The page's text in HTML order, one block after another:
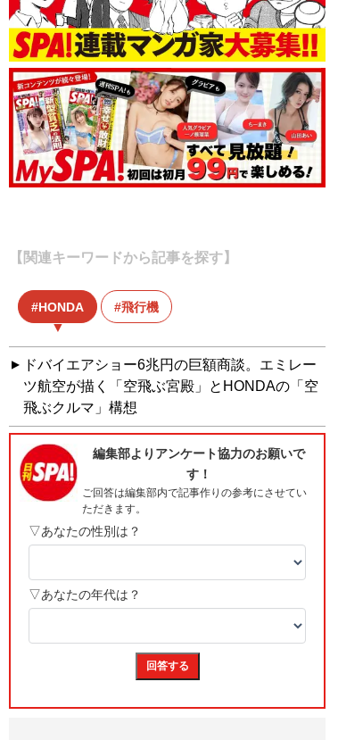
【関連キーワードから記事を探す】
HONDA 飛行機
ドバイエアショー6兆円の巨額商談。エミレー
ツ航空が描く「空飛ぶ宮殿」とHONDAの「空
飛ぶクルマ」構想